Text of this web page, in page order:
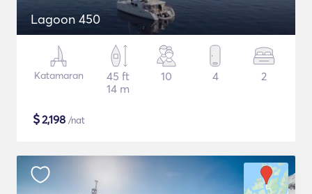
Lagoon 450
Katamaran
45 ft
14 m
10 4 2
$2,198 /nat